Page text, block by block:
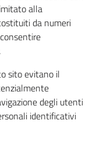
alla
da numeri
sito evitano il
degli utenti
identificativi